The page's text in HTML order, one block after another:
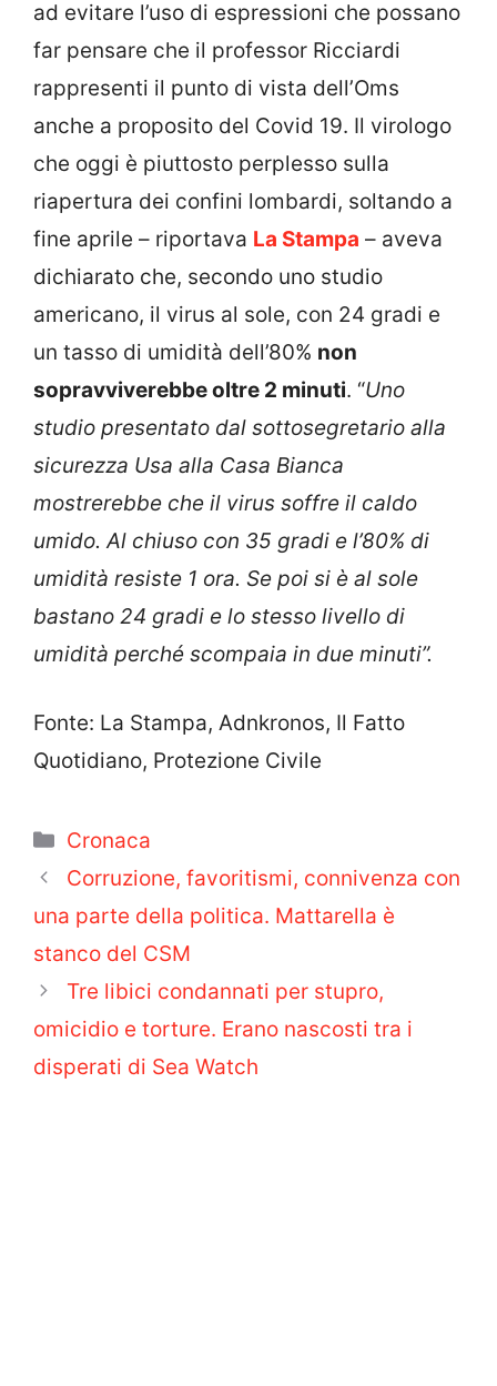
ad evitare l’uso di espressioni che possano
far pensare che il professor Ricciardi
rappresenti il punto di vista dell’Oms
anche a proposito del Covid 19. Il virologo
che oggi è piuttosto perplesso sulla
riapertura dei confini lombardi, soltando a
fine aprile – riportava La Stampa – aveva
dichiarato che, secondo uno studio
americano, il virus al sole, con 24 gradi e
un tasso di umidità dell’80% non
sopravviverebbe oltre 2 minuti. “Uno
studio presentato dal sottosegretario alla
sicurezza Usa alla Casa Bianca
mostrerebbe che il virus soffre il caldo
umido. Al chiuso con 35 gradi e l’80% di
umidità resiste 1 ora. Se poi si è al sole
bastano 24 gradi e lo stesso livello di
umidità perché scompaia in due minuti”.
Fonte: La Stampa, Adnkronos, Il Fatto
Quotidiano, Protezione Civile
Categorie
Cronaca
Corruzione, favoritismi, connivenza con
una parte della politica. Mattarella è
stanco del CSM
Tre libici condannati per stupro,
omicidio e torture. Erano nascosti tra i
disperati di Sea Watch